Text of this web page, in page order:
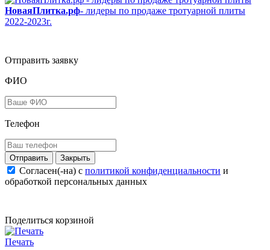
НоваяПлитка.рф- лидеры по продаже тротуарной плиты
2022-2023г.
Отправить заявку
ФИО
Телефон
Закрыть
Согласен(-на) c политикой конфиденциальности и
обработкой персональных данных
Поделиться корзиной
Печать